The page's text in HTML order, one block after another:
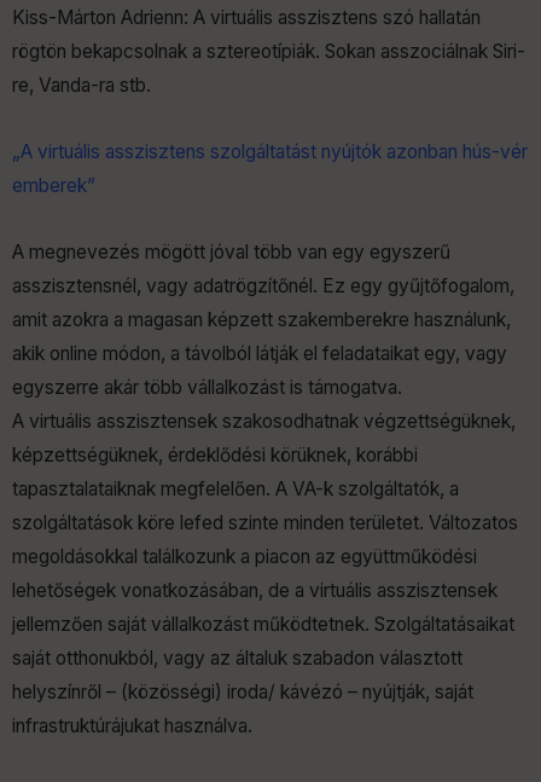
Kiss-Márton Adrienn: A virtuális asszisztens szó hallatán
rögtön bekapcsolnak a sztereotípiák. Sokan asszociálnak Siri-
re, Vanda-ra stb.
„A virtuális asszisztens szolgáltatást nyújtók azonban hús-vér
emberek”
A megnevezés mögött jóval több van egy egyszerű
asszisztensnél, vagy adatrögzítőnél. Ez egy gyűjtőfogalom,
amit azokra a magasan képzett szakemberekre használunk,
akik online módon, a távolból látják el feladataikat egy, vagy
egyszerre akár több vállalkozást is támogatva.
A virtuális asszisztensek szakosodhatnak végzettségüknek,
képzettségüknek, érdeklődési körüknek, korábbi
tapasztalataiknak megfelelően. A VA-k szolgáltatók, a
szolgáltatások köre lefed szinte minden területet. Változatos
megoldásokkal találkozunk a piacon az együttműködési
lehetőségek vonatkozásában, de a virtuális asszisztensek
jellemzően saját vállalkozást működtetnek. Szolgáltatásaikat
saját otthonukból, vagy az általuk szabadon választott
helyszínről – (közösségi) iroda/ kávézó – nyújtják, saját
infrastruktúrájukat használva.